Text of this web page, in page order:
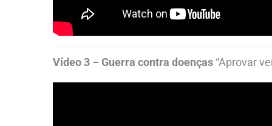
Vídeo 3 – Guerra contra doenças “Aprovar